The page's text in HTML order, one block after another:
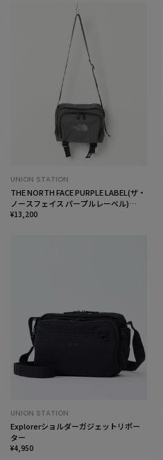
UNION STATION
THE NORTH FACE PURPLE LABEL(ザ・
ノースフェイス パープルレーベル)
CORDURA ナイロン ショルダーバッグ
¥13,200
UNION STATION
Explorerショルダーガジェットリポー
ター
¥4,950